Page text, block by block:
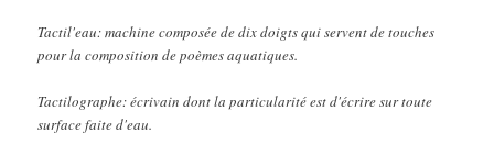
Tactil'eau: machine composée de dix doigts qui servent de touches
pour la composition de poèmes aquatiques.
Tactilographe: écrivain dont la particularité est d'écrire sur toute
surface faite d'eau.